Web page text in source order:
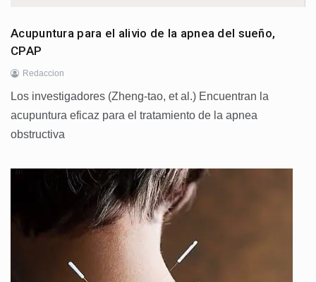
Acupuntura para el alivio de la apnea del sueño,
CPAP
Redaccion
Los investigadores (Zheng-tao, et al.) Encuentran la
acupuntura eficaz para el tratamiento de la apnea
obstructiva